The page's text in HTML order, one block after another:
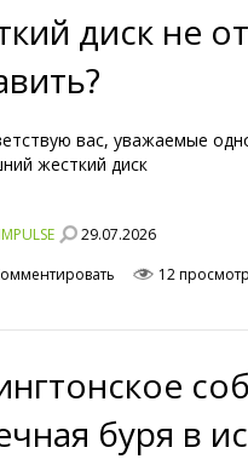
диск не
вас, уважаемые
жесткий диск
IMPULSE 29.07.2026
12
буря в